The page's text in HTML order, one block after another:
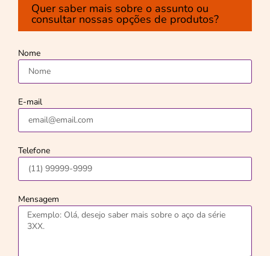
Quer saber mais sobre o assunto ou
consultar nossas opções de produtos?
Nome
E-mail
Telefone
Mensagem